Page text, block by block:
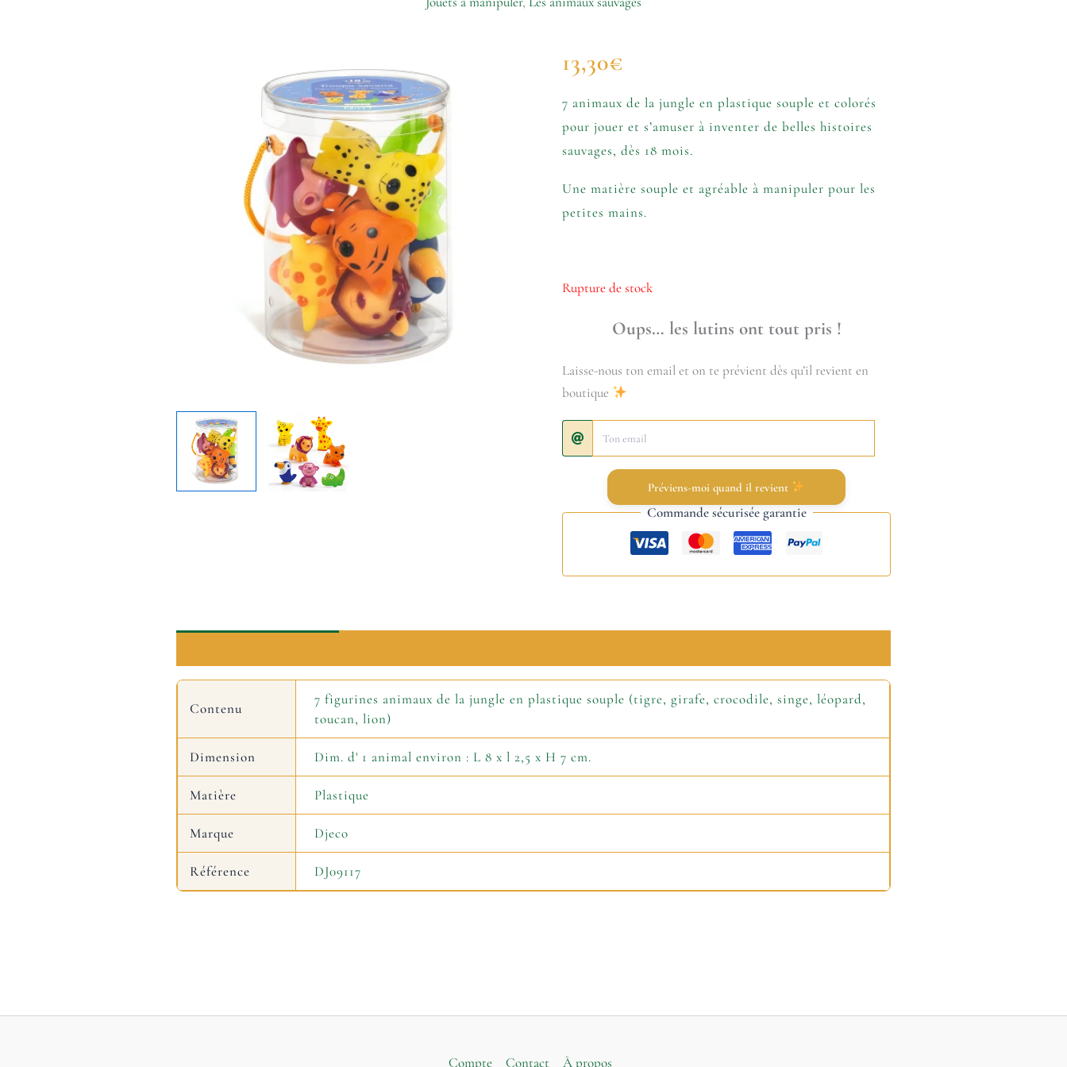
13,30€
7 animaux de la jungle en plastique souple et colorés
pour jouer et s’amuser à inventer de belles histoires
sauvages, dès 18 mois.
Une matière souple et agréable à manipuler pour les
petites mains.
Rupture de stock
Oups… les lutins ont tout pris !
Laisse-nous ton email et on te prévient dès qu’il revient en
boutique
Préviens-moi quand il revient
Commande sécurisée garantie
Contenu
7 figurines animaux de la jungle en plastique souple (tigre, girafe, crocodile, singe, léopard,
toucan, lion)
Dimension Dim. d' 1 animal environ : L 8 x l 2,5 x H 7 cm.
Matière Plastique
Marque Djeco
Référence DJ09117
Compte Contact À propos